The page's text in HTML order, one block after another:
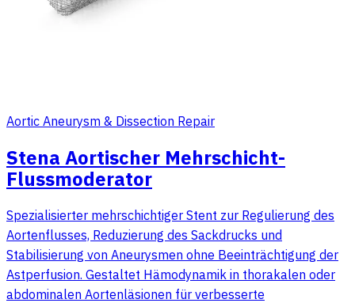
Aortic Aneurysm & Dissection Repair
Stena Aortischer Mehrschicht-
Flussmoderator
Spezialisierter mehrschichtiger Stent zur Regulierung des
Aortenflusses, Reduzierung des Sackdrucks und
Stabilisierung von Aneurysmen ohne Beeinträchtigung der
Astperfusion. Gestaltet Hämodynamik in thorakalen oder
abdominalen Aortenläsionen für verbesserte